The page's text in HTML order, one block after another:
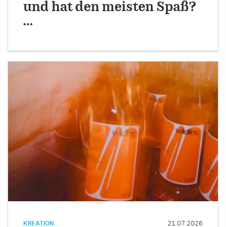
und hat den meisten Spaß?
…
KREATION 21.07.2026